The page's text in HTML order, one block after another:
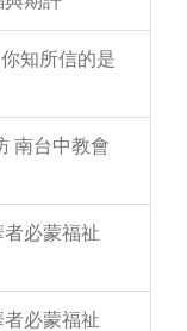
知所信的是
南台中教會
必蒙福祉
必蒙福祉